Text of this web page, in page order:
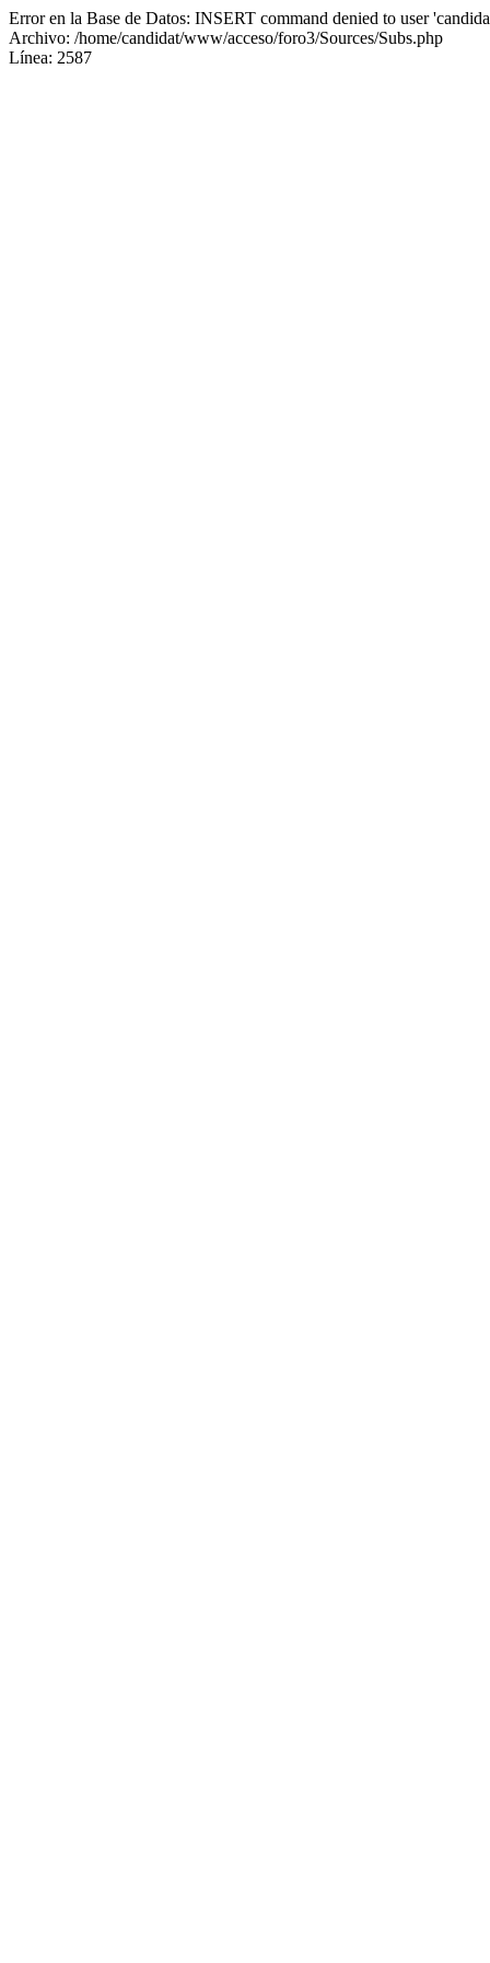
Error en la Base de Datos: INSERT command denied to user
Archivo: /home/candidat/www/acceso/foro3/Sources/Subs.php
Línea: 2587